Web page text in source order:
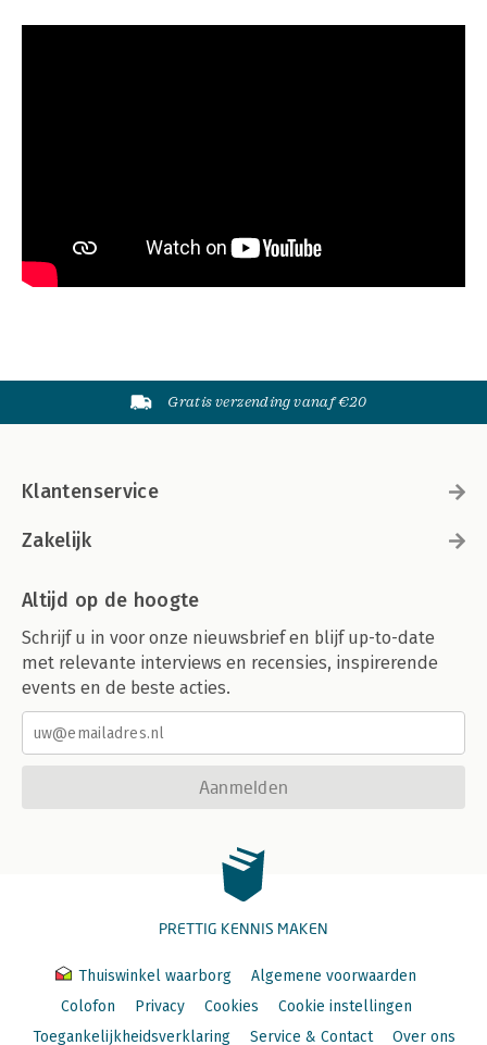
Gratis verzending vanaf €20
Klantenservice
Zakelijk
Altijd op de hoogte
Schrijf u in voor onze nieuwsbrief en blijf up-to-date
met relevante interviews en recensies, inspirerende
events en de beste acties.
Aanmelden
PRETTIG KENNIS MAKEN
Thuiswinkel waarborg
Algemene voorwaarden
Colofon
Privacy Cookies
Cookie instellingen
Toegankelijkheidsverklaring
Service & Contact Over ons